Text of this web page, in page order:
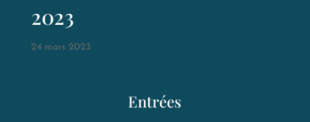
2023
24 mars 2023
Entrées